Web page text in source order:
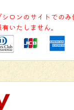
ロンのサイトでのみ
いたしません。